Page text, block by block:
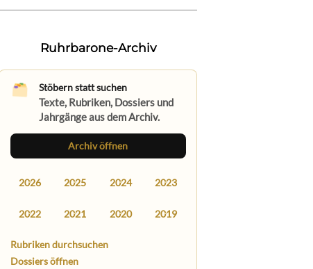
Ruhrbarone-Archiv
Stöbern statt suchen
Texte, Rubriken, Dossiers und
Jahrgänge aus dem Archiv.
Archiv öffnen
2026 2025 2024 2023
2022 2021 2020 2019
Rubriken durchsuchen
Dossiers öffnen